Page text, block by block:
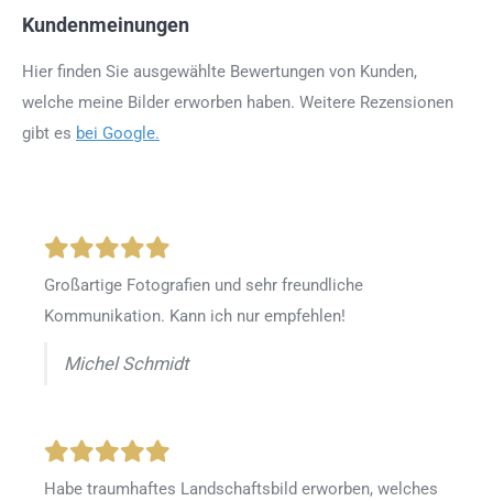
Kundenmeinungen
Hier finden Sie ausgewählte Bewertungen von Kunden,
welche meine Bilder erworben haben. Weitere Rezensionen
gibt es bei Google.
Großartige Fotografien und sehr freundliche
Kommunikation. Kann ich nur empfehlen!
Michel Schmidt
Habe traumhaftes Landschaftsbild erworben, welches